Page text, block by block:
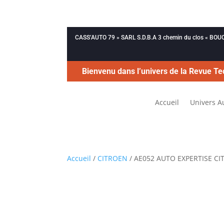
CASS’AUTO 79 » SARL S.D.B.A 3 chemin du clos «
Bienvenu dans l’univers de la Revue
Accueil Univers
Accueil / CITROEN / AE052 AUTO EXPERTISE